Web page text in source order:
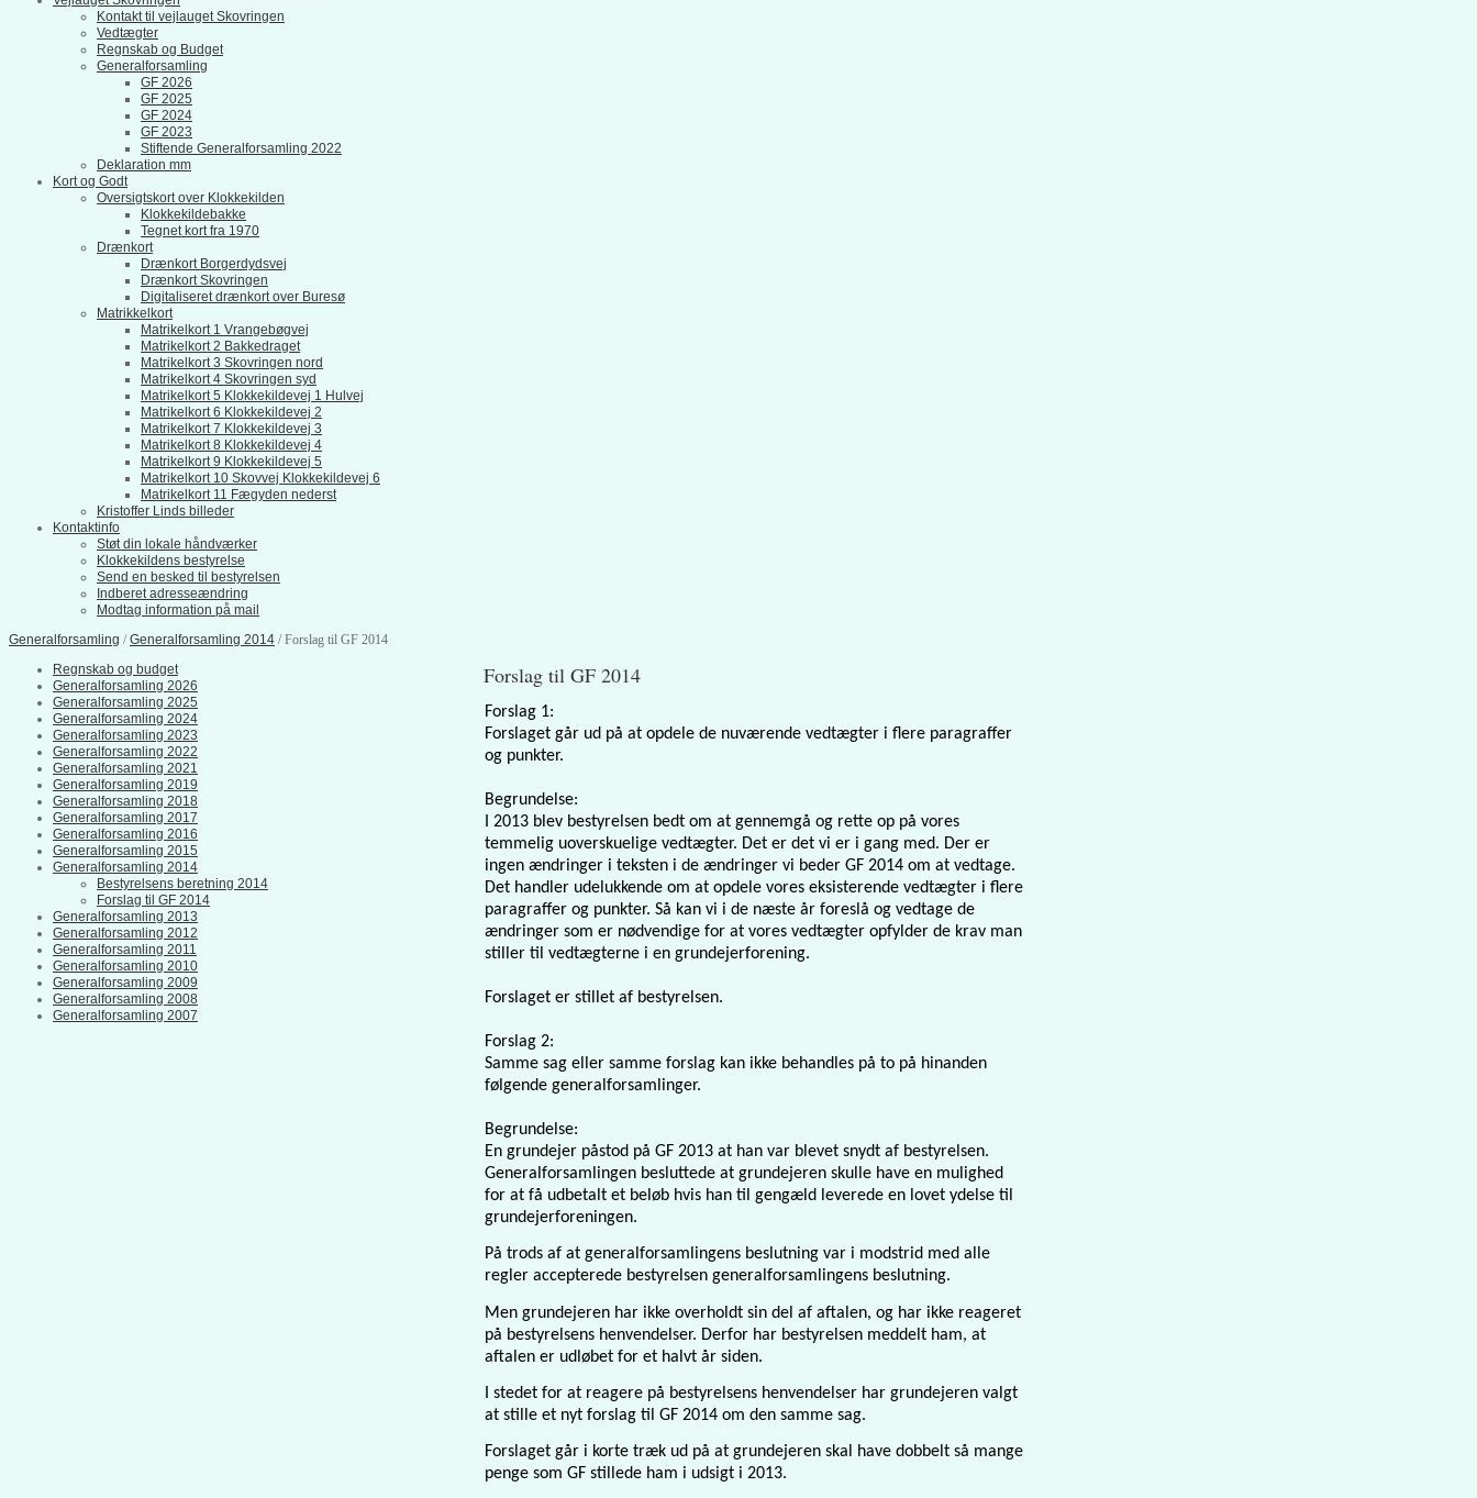
Kontakt til vejlauget Skovringen
Vedtægter
Regnskab og Budget
Generalforsamling
GF 2026
GF 2025
GF 2024
GF 2023
Stiftende Generalforsamling 2022
Deklaration mm
Kort og Godt
Oversigtskort over Klokkekilden
Klokkekildebakke
Tegnet kort fra 1970
Drænkort
Drænkort Borgerdydsvej
Drænkort Skovringen
Digitaliseret drænkort over Buresø
Matrikkelkort
Matrikelkort 1 Vrangebøgvej
Matrikelkort 2 Bakkedraget
Matrikelkort 3 Skovringen nord
Matrikelkort 4 Skovringen syd
Matrikelkort 5 Klokkekildevej 1 Hulvej
Matrikelkort 6 Klokkekildevej 2
Matrikelkort 7 Klokkekildevej 3
Matrikelkort 8 Klokkekildevej 4
Matrikelkort 9 Klokkekildevej 5
Matrikelkort 10 Skovvej Klokkekildevej 6
Matrikelkort 11 Fægyden nederst
Kristoffer Linds billeder
Kontaktinfo
Støt din lokale håndværker
Klokkekildens bestyrelse
Send en besked til bestyrelsen
Indberet adresseændring
Modtag information på mail
Generalforsamling /Generalforsamling 2014 / Forslag til GF 2014
Regnskab og budget
Generalforsamling 2026
Generalforsamling 2025
Generalforsamling 2024
Generalforsamling 2023
Generalforsamling 2022
Generalforsamling 2021
Generalforsamling 2019
Generalforsamling 2018
Generalforsamling 2017
Generalforsamling 2016
Generalforsamling 2015
Generalforsamling 2014
Bestyrelsens beretning 2014
Forslag til GF 2014
Generalforsamling 2013
Generalforsamling 2012
Generalforsamling 2011
Generalforsamling 2010
Generalforsamling 2009
Generalforsamling 2008
Generalforsamling 2007
Forslag til GF 2014
Forslag 1:
Forslaget går ud på at opdele de nuværende vedtægter i flere paragraffer
og punkter.
Begrundelse:
I 2013 blev bestyrelsen bedt om at gennemgå og rette op på vores
temmelig uoverskuelige vedtægter. Det er det vi er i gang med. Der er
ingen ændringer i teksten i de ændringer vi beder GF 2014 om at vedtage.
Det handler udelukkende om at opdele vores eksisterende vedtægter i flere
paragraffer og punkter. Så kan vi i de næste år foreslå og vedtage de
ændringer som er nødvendige for at vores vedtægter opfylder de krav man
stiller til vedtægterne i en grundejerforening.
Forslaget er stillet af bestyrelsen.
Forslag 2:
Samme sag eller samme forslag kan ikke behandles på to på hinanden
følgende generalforsamlinger.
Begrundelse:
En grundejer påstod på GF 2013 at han var blevet snydt af bestyrelsen.
Generalforsamlingen besluttede at grundejeren skulle have en mulighed
for at få udbetalt et beløb hvis han til gengæld leverede en lovet ydelse til
grundejerforeningen.
På trods af at generalforsamlingens beslutning var i modstrid med alle
regler accepterede bestyrelsen generalforsamlingens beslutning.
Men grundejeren har ikke overholdt sin del af aftalen, og har ikke reageret
på bestyrelsens henvendelser. Derfor har bestyrelsen meddelt ham, at
aftalen er udløbet for et halvt år siden.
I stedet for at reagere på bestyrelsens henvendelser har grundejeren valgt
at stille et nyt forslag til GF 2014 om den samme sag.
Forslaget går i korte træk ud på at grundejeren skal have dobbelt så mange
penge som GF stillede ham i udsigt i 2013.